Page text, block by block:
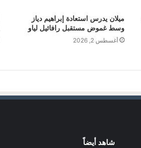
ميلان يدرس استعادة إبراهيم دياز
وسط غموض مستقبل رافائيل لياو
أغسطس 2, 2026
شاهد أيضاً